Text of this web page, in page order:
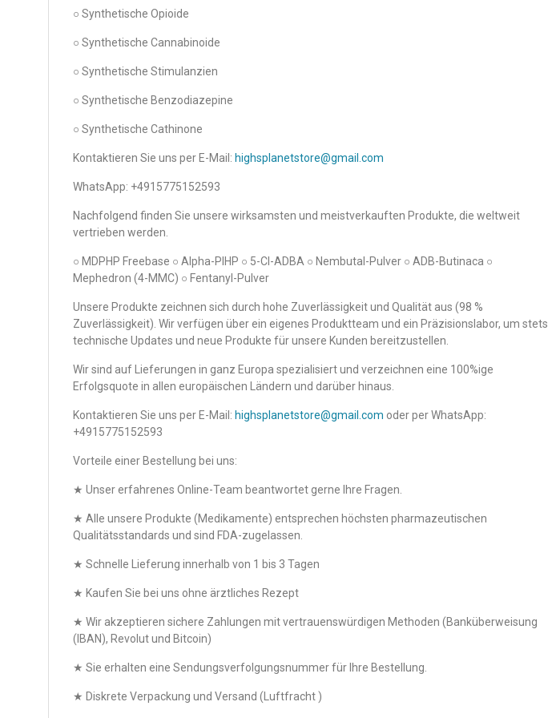
○ Synthetische Opioide
○ Synthetische Cannabinoide
○ Synthetische Stimulanzien
○ Synthetische Benzodiazepine
○ Synthetische Cathinone
Kontaktieren Sie uns per E-Mail: highsplanetstore@gmail.com
WhatsApp: +4915775152593
Nachfolgend finden Sie unsere wirksamsten und meistverkauften Produkte, die weltweit
vertrieben werden.
○ MDPHP Freebase ○ Alpha-PIHP ○ 5-Cl-ADBA ○ Nembutal-Pulver ○ ADB-Butinaca ○
Mephedron (4-MMC) ○ Fentanyl-Pulver
Unsere Produkte zeichnen sich durch hohe Zuverlässigkeit und Qualität aus (98 %
Zuverlässigkeit). Wir verfügen über ein eigenes Produktteam und ein Präzisionslabor, um stets
technische Updates und neue Produkte für unsere Kunden bereitzustellen.
Wir sind auf Lieferungen in ganz Europa spezialisiert und verzeichnen eine 100%ige
Erfolgsquote in allen europäischen Ländern und darüber hinaus.
Kontaktieren Sie uns per E-Mail: highsplanetstore@gmail.com oder per WhatsApp:
+4915775152593
Vorteile einer Bestellung bei uns:
★ Unser erfahrenes Online-Team beantwortet gerne Ihre Fragen.
★ Alle unsere Produkte (Medikamente) entsprechen höchsten pharmazeutischen
Qualitätsstandards und sind FDA-zugelassen.
★ Schnelle Lieferung innerhalb von 1 bis 3 Tagen
★ Kaufen Sie bei uns ohne ärztliches Rezept
★ Wir akzeptieren sichere Zahlungen mit vertrauenswürdigen Methoden (Banküberweisung
(IBAN), Revolut und Bitcoin)
★ Sie erhalten eine Sendungsverfolgungsnummer für Ihre Bestellung.
★ Diskrete Verpackung und Versand (Luftfracht )